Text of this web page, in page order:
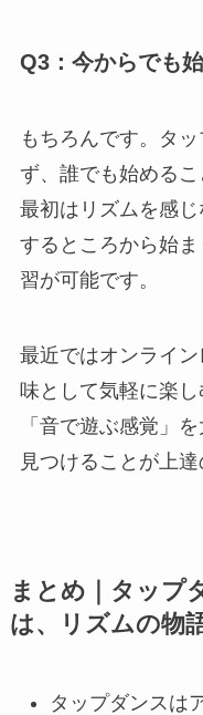
Q3：今からでも
もちろんです。タ
ず、誰でも始めるこ
最初はリズムを感
するところから始
習が可能です。
最近ではオンライ
味として気軽に楽し
「音で遊ぶ感覚」
見つけることが上達
まとめ｜タップ
は、リズムの物
タップダンスは